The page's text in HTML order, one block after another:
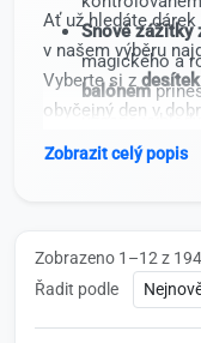
Snové zážitky
magického a
balónem
Rychlost a
odpočinek,
regeneraci
každodenní
Ať už hledáte
v našem výběru
Vyberte si z
obyčejný den v
objednat a s
obdarovaného,
Zobrazit celý popis
Zobrazeno 1–12 z
Řadit podle